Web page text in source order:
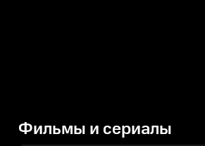
Фильмы и сериалы